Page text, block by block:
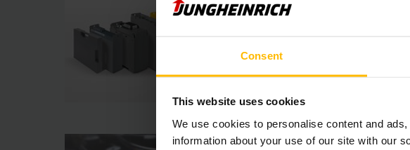
Consent
This website uses cookies
We use cookies to personalise content and
information about your use of our site with our
永恒力是
适用于各种型